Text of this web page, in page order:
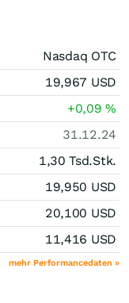
Nasdaq OTC
19,967 USD
+0,09%
31.12.24
1,30 Tsd.Stk.
19,950 USD
20,100 USD
11,416 USD
mehr Performancedaten »